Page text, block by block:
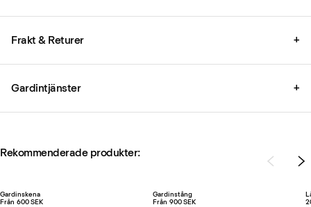
Frakt & Returer +
Gardintjänster +
Rekommenderade produkter:
Gardinskena
Från 600 SEK
Gardinstång
Från 900 SEK